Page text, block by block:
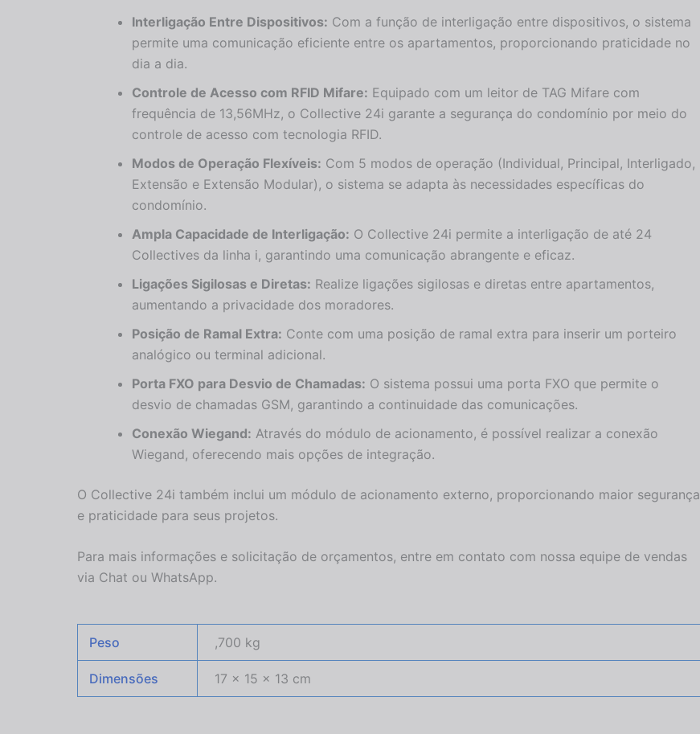
Interligação Entre Dispositivos: Com a função de interligação entre dispositivos, o sistema
permite uma comunicação eficiente entre os apartamentos, proporcionando praticidade no
dia a dia.
Controle de Acesso com RFID Mifare: Equipado com um leitor de TAG Mifare com
frequência de 13,56MHz, o Collective 24i garante a segurança do condomínio por meio do
controle de acesso com tecnologia RFID.
Modos de Operação Flexíveis: Com 5 modos de operação (Individual, Principal, Interligado,
Extensão e Extensão Modular), o sistema se adapta às necessidades específicas do
condomínio.
Ampla Capacidade de Interligação: O Collective 24i permite a interligação de até 24
Collectives da linha i, garantindo uma comunicação abrangente e eficaz.
Ligações Sigilosas e Diretas: Realize ligações sigilosas e diretas entre apartamentos,
aumentando a privacidade dos moradores.
Posição de Ramal Extra: Conte com uma posição de ramal extra para inserir um porteiro
analógico ou terminal adicional.
Porta FXO para Desvio de Chamadas: O sistema possui uma porta FXO que permite o
desvio de chamadas GSM, garantindo a continuidade das comunicações.
Conexão Wiegand: Através do módulo de acionamento, é possível realizar a conexão
Wiegand, oferecendo mais opções de integração.
O Collective 24i também inclui um módulo de acionamento externo, proporcionando maior segurança
e praticidade para seus projetos.
Para mais informações e solicitação de orçamentos, entre em contato com nossa equipe de vendas
via Chat ou WhatsApp.
Peso ,700 kg
Dimensões 17 × 15 × 13 cm